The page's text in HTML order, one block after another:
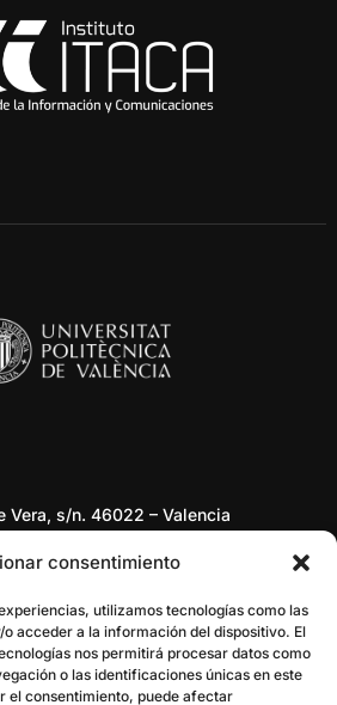
consentimiento
utilizamos tecnologías como las
acceder a la información del dispositivo. El
nos permitirá procesar datos como
o las identificaciones únicas en este
el consentimiento, puede afectar
Vera, s/n. 46022 – Valencia
+34 96 387 97 31